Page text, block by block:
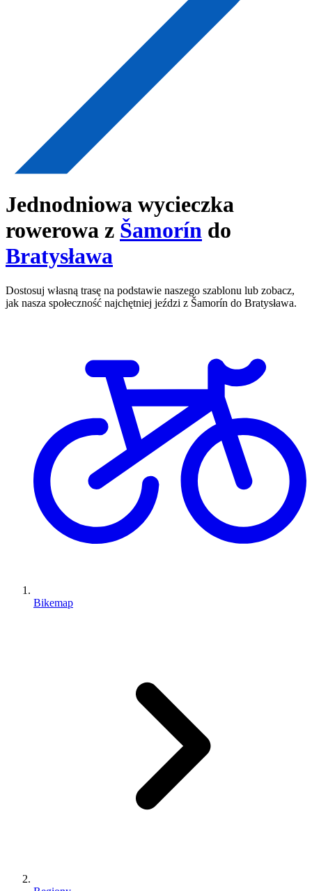
Jednodniowa wycieczka
rowerowa z Šamorín do
Bratysława
Dostosuj własną trasę na podstawie naszego szablonu lub zobacz,
jak nasza społeczność najchętniej jeździ z Šamorín do Bratysława.
Bikemap